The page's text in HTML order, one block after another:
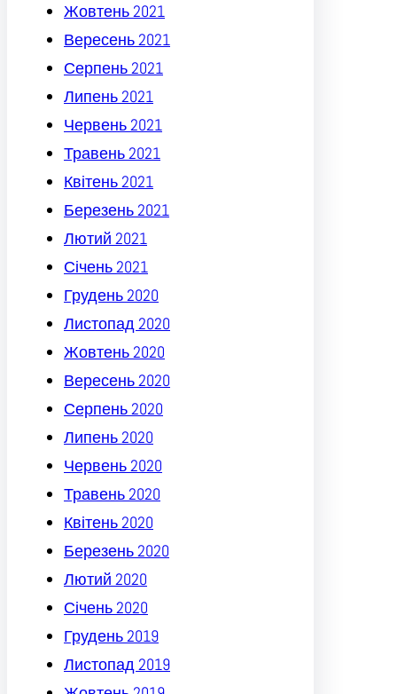
Жовтень 2021
Вересень 2021
Серпень 2021
Липень 2021
Червень 2021
Травень 2021
Квітень 2021
Березень 2021
Лютий 2021
Січень 2021
Грудень 2020
Листопад 2020
Жовтень 2020
Вересень 2020
Серпень 2020
Липень 2020
Червень 2020
Травень 2020
Квітень 2020
Березень 2020
Лютий 2020
Січень 2020
Грудень 2019
Листопад 2019